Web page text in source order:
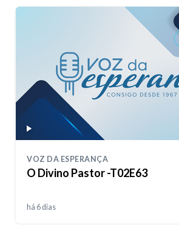
VOZ DA ESPERANÇA
O Divino Pastor -T02E63
há 6 dias